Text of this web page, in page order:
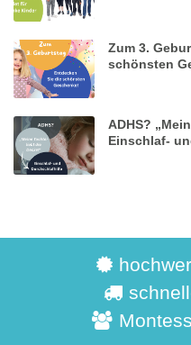
Zum 3.
schönsten
ADHS?
Einschlaf-